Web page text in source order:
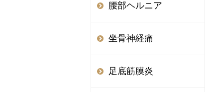
腰部ヘルニア
坐骨神経痛
足底筋膜炎